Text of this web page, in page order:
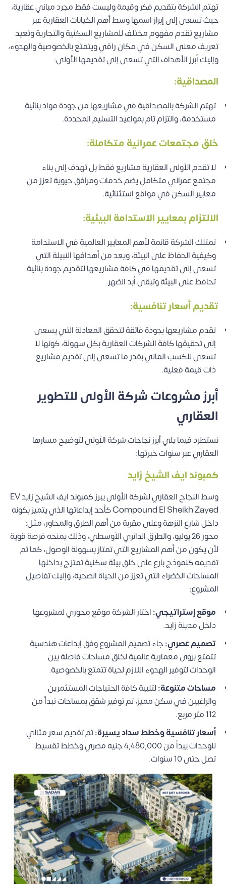
تهتم الشركة بتقديم فكر وقيمة وليست فقط مجرد مباني عقارية،
حيث تسعى إلى إبراز اسمها وسط أهم الكيانات العقارية عبر
مشاريع تقدم مفهوم مختلف للمشاريع السكنية والتجارية وتعيد
تعريف معنى السكن في مكان راقي ويتمتع بالخصوصية والهدوء،
وإليك أبرز الأهداف التي تسعى إلى تقديمها الأولى:
المصداقية:
تهتم الشركة بالمصداقية في مشاريعها من جودة مواد بنائية
مستخدمة، والتزام تام بمواعيد التسليم المحددة.
خلق مجتمعات عمرانية متكاملة:
لا تقدم الأولى العقارية مشاريع فقط بل تهدف إلى بناء
مجتمع عمراني متكامل يضم خدمات ومرافق حيوية تعزز من
معايير السكن في مواقع استثنائية.
الالتزام بمعايير الاستدامة البيئية:
تمتلك الشركة قائمة لأهم المعايير العالمية في الاستدامة
وكيفية الحفاظ على البيئة، ويعد من أهدافها النبيلة التي
تسعى إلى تقديمها في كافة مشاريعها لتقديم جودة بنائية
تحافظ على البيئة وتبقى أبد الضهر.
تقديم أسعار تنافسية:
تقدم مشاريعها بجودة فائقة لتحقق المعادلة التي يسعى
إلى تحقيقها كافة الشركات العقارية بكل سهولة، كونها لا
تسعى للكسب المالي بقدر ما تسعى إلى تقديم مشاريع
ذات قيمة فعلية.
أبرز مشروعات شركة الأولى للتطوير
العقاري
نستطرد فيما يلي أبرز نجاحات شركة الأولى لتوضيح مسارها
العقاري عبر سنوات خبرتها:
كمبوند ايف الشيخ زايد
وسط النجاح العقاري لشركة الأولى يبرز كمبوند ايف الشيخ زايد EV
Compound El Sheikh Zayed كأحد إبداعاتها الذي يتميز بكونه
داخل شارع النزهة وعلى مقربة من أهم الطرق والمحاور، مثل:
محور 26 يوليو، والطرق الدائري الأوسطي، وذلك يمنحه فرصة قوية
لأن يكون من أهم المشاريع التي تمتاز بسهولة الوصول، كما تم
تقديمه كنموذج بارع على خلق بيئة سكنية تمتزج بداخلها
المساحات الخضراء التي تعزز من الحياة الصحية، وإليك تفاصيل
المشروع:
موقع إستراتيجي:اختار الشركة موقع محوري لمشروعها
داخل مدينة زايد.
تصميم عصري:جاء تصميم المشروع وفق إبداعات هندسية
تتمتع برؤى معمارية عالمية لخلق مساحات فاصلة بين
الوحدات لتوفير الهدوء اللازم لحياة تتمتع بالخصوصية.
مساحات متنوعة:لتلبية كافة الحتياجات المستثمرين
والراغبين في سكن مميز، تم توفير شقق بمساحات تبدأ من
112 متر مربع.
أسعار تنافسية وخطط سداد يسيرة:تم تقديم سعر مثالي
للوحدات يبدأ من 4,480,000 جنيه مصري وخطط تقسيط
تصل حتى 10 سنوات.